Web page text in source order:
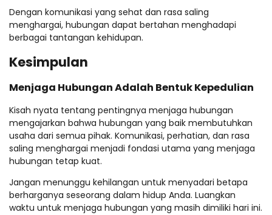
Dengan komunikasi yang sehat dan rasa saling
menghargai, hubungan dapat bertahan menghadapi
berbagai tantangan kehidupan.
Kesimpulan
Menjaga Hubungan Adalah Bentuk Kepedulian
Kisah nyata tentang pentingnya menjaga hubungan
mengajarkan bahwa hubungan yang baik membutuhkan
usaha dari semua pihak. Komunikasi, perhatian, dan rasa
saling menghargai menjadi fondasi utama yang menjaga
hubungan tetap kuat.
Jangan menunggu kehilangan untuk menyadari betapa
berharganya seseorang dalam hidup Anda. Luangkan
waktu untuk menjaga hubungan yang masih dimiliki hari ini.